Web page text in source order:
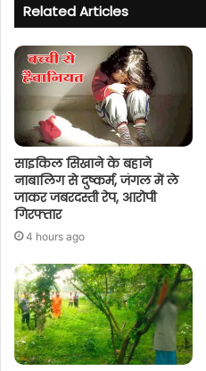
Related Articles
साइकिल सिखाने के बहाने
नाबालिग से दुष्कर्म, जंगल में ले
जाकर जबरदस्ती रेप, आरोपी
गिरफ्तार
4 hours ago